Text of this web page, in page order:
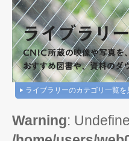
ライブラリーのカテゴリ一覧を
Warning: